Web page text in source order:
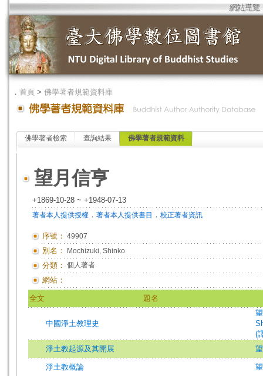
網站導覽
． 首頁 > 佛學著者規範資料庫
佛學著者檢索 查詢結果 佛學著者規範資料
望月信亨
+1869-10-28 ~ +1948-07-13
著者本人提供授權 ． 著者本人提供書目 ． 校正著者資訊
序號： 49907
別名： Mochizuki, Shinko
分類： 個人著者
網站：
全文 題名
中國淨土教理史
(
淨土教起源及其開展
淨土教概論